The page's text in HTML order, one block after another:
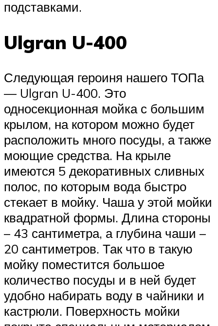
подставками.
Ulgran U-400
Следующая героиня нашего ТОПа
— Ulgran U-400. Это
односекционная мойка с большим
крылом, на котором можно будет
расположить много посуды, а также
моющие средства. На крыле
имеются 5 декоративных сливных
полос, по которым вода быстро
стекает в мойку. Чаша у этой мойки
квадратной формы. Длина стороны
– 43 сантиметра, а глубина чаши –
20 сантиметров. Так что в такую
мойку поместится большое
количество посуды и в ней будет
удобно набирать воду в чайники и
кастрюли. Поверхность мойки